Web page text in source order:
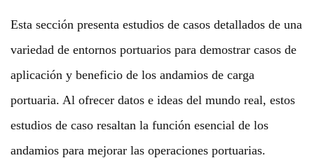
Esta sección presenta estudios de casos detallados de una
variedad de entornos portuarios para demostrar casos de
aplicación y beneficio de los andamios de carga
portuaria. Al ofrecer datos e ideas del mundo real, estos
estudios de caso resaltan la función esencial de los
andamios para mejorar las operaciones portuarias.